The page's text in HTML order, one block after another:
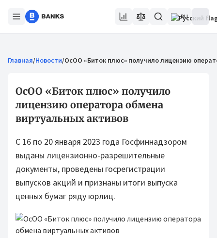
RU
Главная/Новости/ОсОО «Биток плюс» получило лицензию
ОсОО «Биток плюс» получило
лицензию оператора обмена
виртуальных активов
С 16 по 20 января 2023 года Госфиннадзором
выданы лицензионно-разрешительные
документы, проведены госрегистрации
выпусков акций и признаны итоги выпуска
ценных бумаг ряду юрлиц.